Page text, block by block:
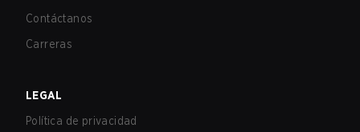
Contáctanos
Carreras
LEGAL
Política de privacidad